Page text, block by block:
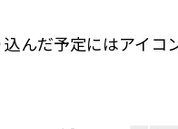
んだ予定にはアイコ